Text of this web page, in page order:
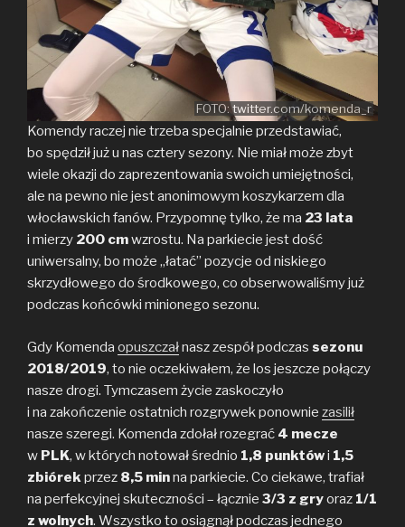
FOTO: twitter.com/komenda_r
Komendy raczej nie trzeba specjalnie przedstawiać,
bo spędził już u nas cztery sezony. Nie miał może zbyt
wiele okazji do zaprezentowania swoich umiejętności,
ale na pewno nie jest anonimowym koszykarzem dla
włocławskich fanów. Przypomnę tylko, że ma 23 lata
i mierzy 200 cmwzrostu. Na parkiecie jest dość
uniwersalny, bo może „łatać” pozycje od niskiego
skrzydłowego do środkowego, co obserwowaliśmy już
podczas końcówki minionego sezonu.
Gdy Komenda opuszczałnasz zespół podczas sezonu
2018/2019, to nie oczekiwałem, że los jeszcze połączy
nasze drogi. Tymczasem życie zaskoczyło
i na zakończenie ostatnich rozgrywek ponownie zasilił
nasze szeregi. Komenda zdołał rozegrać 4 mecze
w PLK, w których notował średnio 1,8 punktówi 1,5
zbiórekprzez 8,5 minna parkiecie. Co ciekawe, trafiał
na perfekcyjnej skuteczności – łącznie 3/3 z gryoraz 1/1
z wolnych. Wszystko to osiągnął podczas jednego